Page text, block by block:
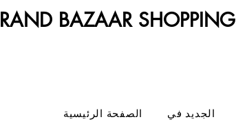
BAZAAR SHOPPING
الصفحة الرئيسية الجديد في